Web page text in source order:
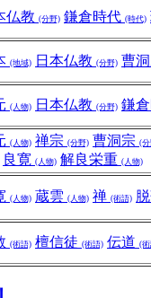
仏教 (分野) 鎌倉時代 (時代)
(地域) 日本仏教 (分野) 曹
(人物) 日本仏教 (分野) 鎌
(人物) 禅宗 (分野) 曹洞宗 (
良寛 (人物) 解良栄重 (人物)
(人物) 蔵雲 (人物) 禅 (術語)
(術語) 檀信徒 (術語) 伝道 (